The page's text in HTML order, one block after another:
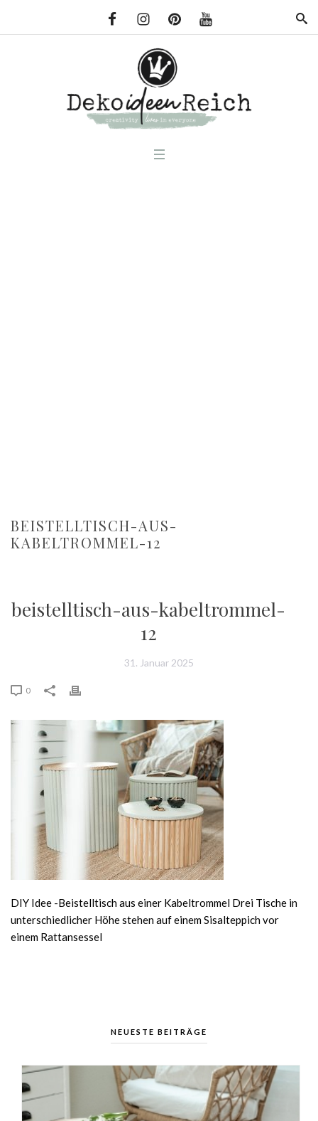
BEISTELLTISCH-AUS-
KABELTROMMEL-12
beistelltisch-aus-kabeltrommel-
12
31. Januar 2025
0
DIY Idee -Beistelltisch aus einer Kabeltrommel Drei Tische in
unterschiedlicher Höhe stehen auf einem Sisalteppich vor
einem Rattansessel
NEUESTE BEITRÄGE